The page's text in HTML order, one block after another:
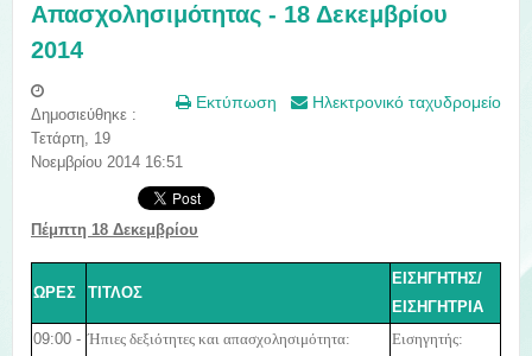
Απασχολησιμότητας - 18 Δεκεμβρίου
2014
Εκτύπωση Ηλεκτρονικό ταχυδρομείο
Δημοσιεύθηκε :
Τετάρτη, 19
Νοεμβρίου 2014 16:51
Πέμπτη 18 Δεκεμβρίου
ΩΡΕΣ ΤΙΤΛΟΣ
ΕΙΣΗΓΗΤΗΣ/
ΕΙΣΗΓΗΤΡΙΑ
09:00 - Ήπιες δεξιότητες και απασχολησιμότητα:
Εισηγητής: